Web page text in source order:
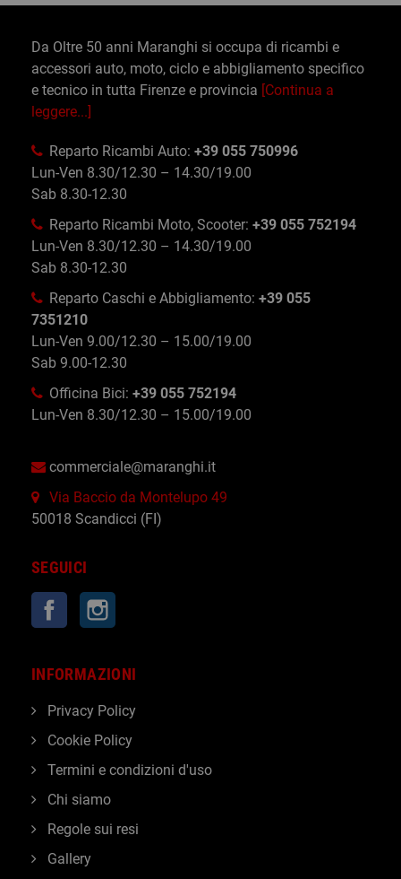
Da Oltre 50 anni Maranghi si occupa di ricambi e
accessori auto, moto, ciclo e abbigliamento specifico
e tecnico in tutta Firenze e provincia [Continua a
leggere...]
Reparto Ricambi Auto: +39 055 750996
Lun-Ven 8.30/12.30 – 14.30/19.00
Sab 8.30-12.30
Reparto Ricambi Moto, Scooter: +39 055 752194
Lun-Ven 8.30/12.30 – 14.30/19.00
Sab 8.30-12.30
Reparto Caschi e Abbigliamento: +39 055
7351210
Lun-Ven 9.00/12.30 – 15.00/19.00
Sab 9.00-12.30
Officina Bici: +39 055 752194
Lun-Ven 8.30/12.30 – 15.00/19.00
commerciale@maranghi.it
Via Baccio da Montelupo 49
50018 Scandicci (FI)
SEGUICI
Facebook
INFORMAZIONI
Privacy Policy
Cookie Policy
Termini e condizioni d'uso
Chi siamo
Regole sui resi
Gallery